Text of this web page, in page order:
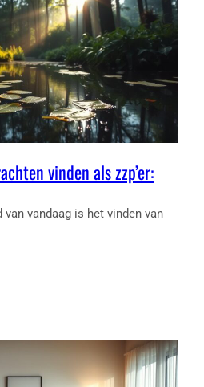
vinden als zzp’er:
vandaag is het vinden van